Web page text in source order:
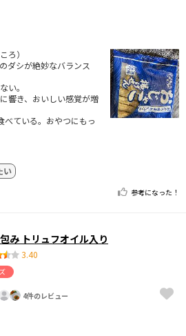
ろ）
ダシが絶妙なバランス
い。
響き、おいしい感覚が増
べている。おやつにもっ
い
参考になった！
み トリュフオイル入り
3.40
4件のレビュー